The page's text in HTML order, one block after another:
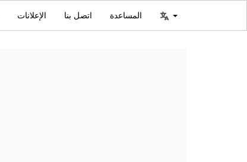
الإعلانات اتصل بنا المساعدة